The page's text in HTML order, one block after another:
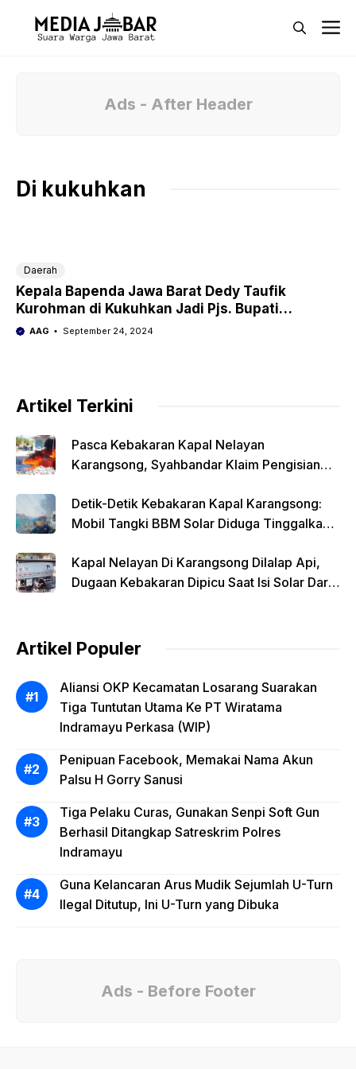
Ads - After Header
Di kukuhkan
Daerah
Kepala Bapenda Jawa Barat Dedy Taufik
Kurohman di Kukuhkan Jadi Pjs. Bupati
Indramayu
AAG September 24, 2024
Artikel Terkini
Pasca Kebakaran Kapal Nelayan
Karangsong, Syahbandar Klaim Pengisian
Detik-Detik Kebakaran Kapal Karangsong:
Mobil Tangki BBM Solar Diduga Tinggalkan
Kapal Nelayan Di Karangsong Dilalap Api,
Dugaan Kebakaran Dipicu Saat Isi Solar Dari
Artikel Populer
Aliansi OKP Kecamatan Losarang Suarakan
Tiga Tuntutan Utama Ke PT Wiratama
Indramayu Perkasa (WIP)
Penipuan Facebook, Memakai Nama Akun
Palsu H Gorry Sanusi
Tiga Pelaku Curas, Gunakan Senpi Soft Gun
Berhasil Ditangkap Satreskrim Polres
Indramayu
Guna Kelancaran Arus Mudik Sejumlah U-Turn
Ilegal Ditutup, Ini U-Turn yang Dibuka
Ads - Before Footer